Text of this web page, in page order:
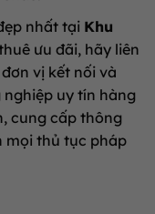
nhất tại Khu
ưu đãi, hãy liên
vị kết nối và
uy tín hàng
cung cấp thông
mọi thủ tục pháp